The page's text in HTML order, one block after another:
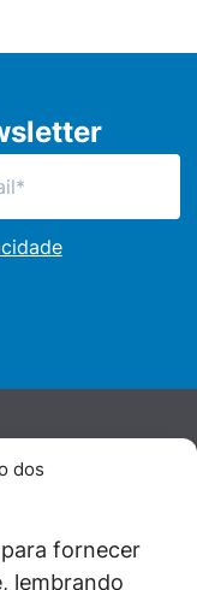
dos
fornecer
lembrando
e
se posicionam
cotidiano e